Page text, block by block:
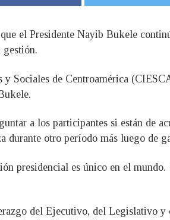
el Presidente Nayib Bukele
gestión.
Sociales de Centroamérica
a los participantes si están de
durante otro período más luego de
presidencial es único en el
del Ejecutivo, del Legislativo